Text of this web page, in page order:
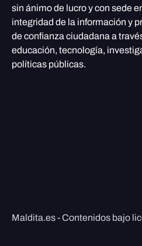
sin ánimo de lucro y con sede
integridad de la información y
de confianza ciudadana a
educación, tecnología,
políticas públicas.
Maldita.es - Contenidos bajo